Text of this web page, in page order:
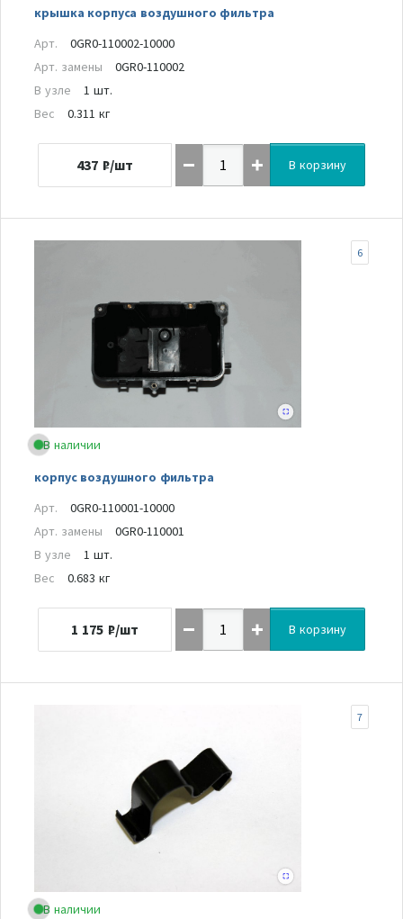
крышка корпуса воздушного фильтра
Арт.
0GR0-110002-10000
Арт. замены
0GR0-110002
В узле
1 шт.
Вес
0.311 кг
437 ₽/шт В корзину
В наличии
корпус воздушного фильтра
6
Арт.
0GR0-110001-10000
Арт. замены
0GR0-110001
В узле
1 шт.
Вес
0.683 кг
1 175 ₽/шт В корзину
В наличии
7